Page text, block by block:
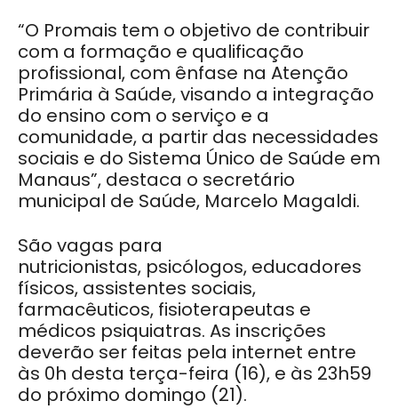
“O Promais tem o objetivo de contribuir
com a formação e qualificação
profissional, com ênfase na Atenção
Primária à Saúde, visando a integração
do ensino com o serviço e a
comunidade, a partir das necessidades
sociais e do Sistema Único de Saúde em
Manaus”, destaca o secretário
municipal de Saúde, Marcelo Magaldi.
São vagas para
nutricionistas, psicólogos, educadores
físicos, assistentes sociais,
farmacêuticos, fisioterapeutas e
médicos psiquiatras. As inscrições
deverão ser feitas pela internet entre
às 0h desta terça-feira (16), e às 23h59
do próximo domingo (21).